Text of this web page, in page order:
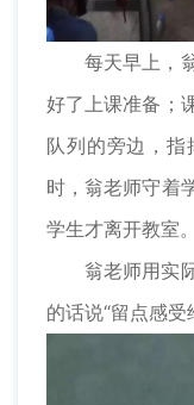
每天早上，
好了上课准备；
队列的旁边，
时，翁老师守着
学生才离开教室。
翁老师用实
的话说“留点感受